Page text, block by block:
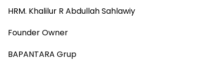
‎HRM. Khalilur R Abdullah Sahlawiy
‎Founder Owner
‎BAPANTARA Grup